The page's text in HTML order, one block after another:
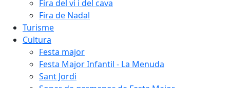
Fira del vi i del cava
Fira de Nadal
Turisme
Cultura
Festa major
Festa Major Infantil - La Menuda
Sant Jordi